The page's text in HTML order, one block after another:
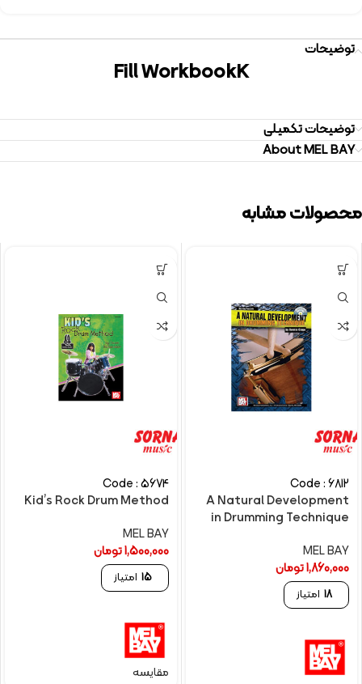
توضیحات
Fill WorkbookK
توضیحات تکمیلی
About MEL BAY
محصولات مشابه
Code : 6812
A Natural Development
in Drumming Technique
MEL BAY
1,860,000تومان
18 امتیاز
Code : 5674
Kid’s Rock Drum Method
MEL BAY
1,500,000تومان
15 امتیاز
مقایسه